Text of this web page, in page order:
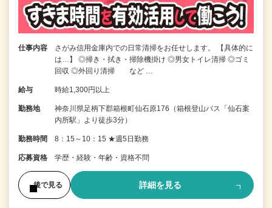
仕事内容
さがみ信用金庫内での日常清掃をお任せします。 【具体的に
は…】 ◎掃き・拭き・掃除機掛け ◎男女トイレ清掃 ◎ゴミ
回収 ◎外回り清掃 など …
給与 時給1,300円以上
勤務地
神奈川県足柄下郡箱根町仙石原176（箱根登山バス「仙石案
内所駅」より徒歩3分）
勤務時間 8：15～10：15 ★週5日勤務
応募資格 学歴・経験・年齢・資格不問
後で見る 詳細を見る